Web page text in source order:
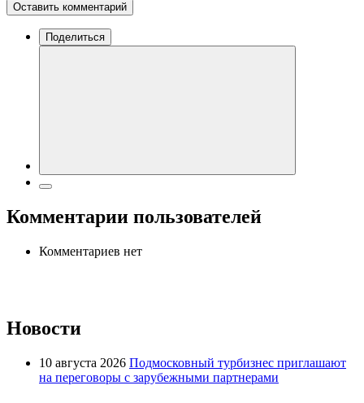
Оставить комментарий
Поделиться
Комментарии пользователей
Комментариев нет
Новости
10 августа 2026 Подмосковный турбизнес приглашают
на переговоры с зарубежными партнерами